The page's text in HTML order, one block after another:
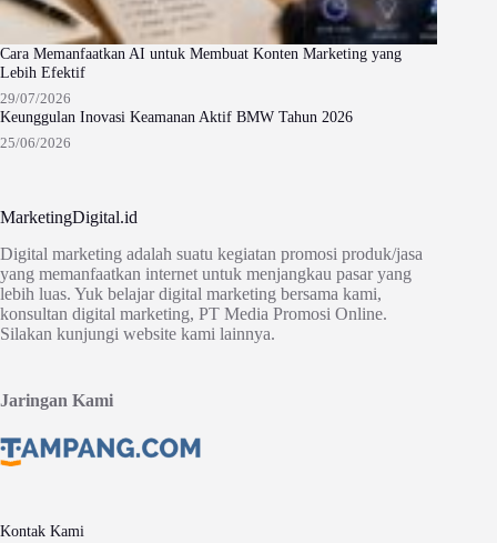
Cara Memanfaatkan AI untuk Membuat Konten Marketing yang
Lebih Efektif
29/07/2026
Keunggulan Inovasi Keamanan Aktif BMW Tahun 2026
25/06/2026
MarketingDigital.id
Digital marketing adalah suatu kegiatan promosi produk/jasa
yang memanfaatkan internet untuk menjangkau pasar yang
lebih luas. Yuk belajar digital marketing bersama kami,
konsultan digital marketing, PT Media Promosi Online.
Silakan kunjungi website kami lainnya.
Jaringan Kami
Kontak Kami